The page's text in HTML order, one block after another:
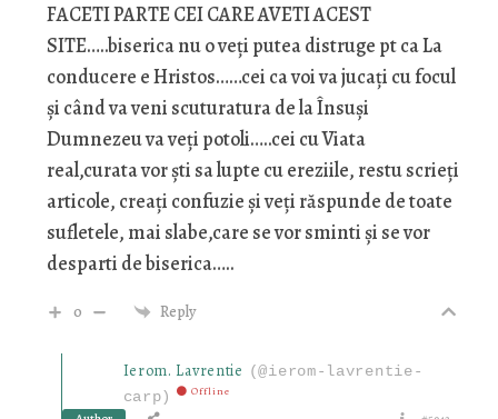
FACETI PARTE CEI CARE AVETI ACEST
SITE…..biserica nu o veți putea distruge pt ca La
conducere e Hristos……cei ca voi va jucați cu focul
și când va veni scuturatura de la Însuși
Dumnezeu va veți potoli…..cei cu Viata
real,curata vor ști sa lupte cu ereziile, restu scrieți
articole, creați confuzie și veți răspunde de toate
sufletele, mai slabe,care se vor sminti și se vor
desparti de biserica…..
0 Reply
Ierom. Lavrentie (@ierom-lavrentie-
carp)
Offline